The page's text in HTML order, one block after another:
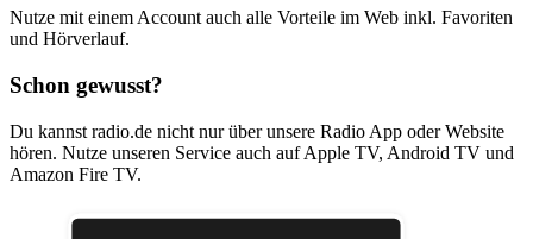
Nutze mit einem Account auch alle Vorteile im Web inkl. Favoriten
und Hörverlauf.
Schon gewusst?
Du kannst radio.de nicht nur über unsere Radio App oder Website
hören. Nutze unseren Service auch auf Apple TV, Android TV und
Amazon Fire TV.